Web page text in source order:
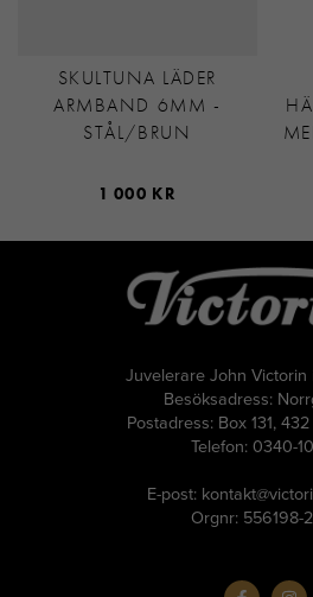
SKULTUNA LÄDER
ARMBAND 6MM -
STÅL/BRUN
1 000 KR
Juvelerare John Victorin
Besöksadress:
Postadress: Box 131,
Telefon: 0340-
E-post:
Orgnr: 556198-